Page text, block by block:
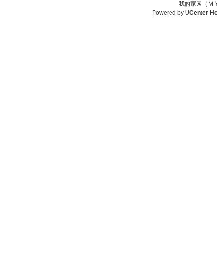
我的家园（
Powered by UCenter